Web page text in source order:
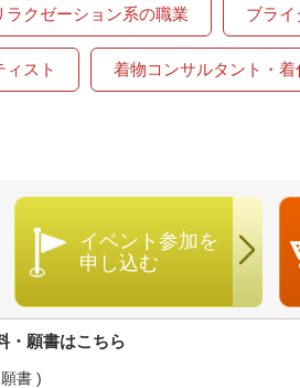
クゼーション系の職業 ブラ
ィスト 着物コンサルタント・着
イベント参加を
申し込む
・願書はこちら
書 )